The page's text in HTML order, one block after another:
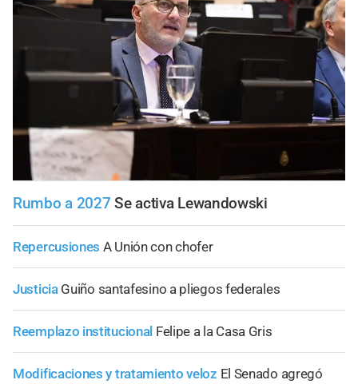
Rumbo a 2027 Se activa Lewandowski
Repercusiones A Unión con chofer
Justicia Guiño santafesino a pliegos federales
Reemplazo institucional Felipe a la Casa Gris
Modificaciones y tratamiento veloz El Senado agregó